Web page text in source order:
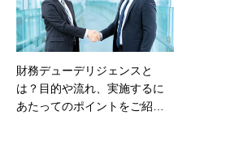
財務デューデリジェンスと
は？目的や流れ、実施するに
あたってのポイントをご紹介